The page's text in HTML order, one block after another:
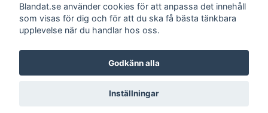
Köpvillkor
© 2026 Blandat.se
Blandat.se använder cookies för att anpassa det innehåll
som visas för dig och för att du ska få bästa tänkbara
upplevelse när du handlar hos oss.
Godkänn alla
Inställningar